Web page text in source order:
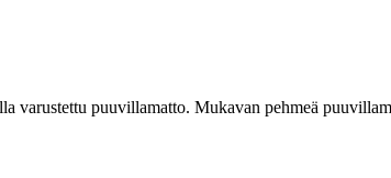
varustettu puuvillamatto. Mukavan pehmeä